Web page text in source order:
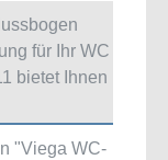
für Ihr WC
bietet Ihnen
"Viega WC-